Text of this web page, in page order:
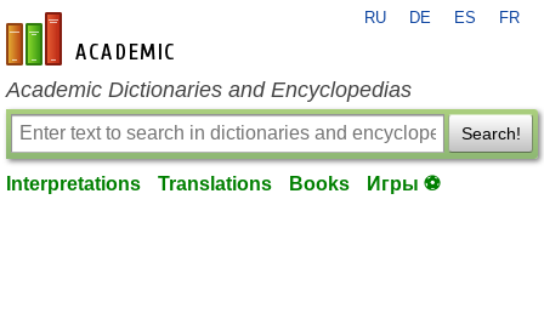
en-academic.com
RU DE ES FR
Academic Dictionaries and Encyclopedias
Search!
Interpretations Translations Books Игры ⚽